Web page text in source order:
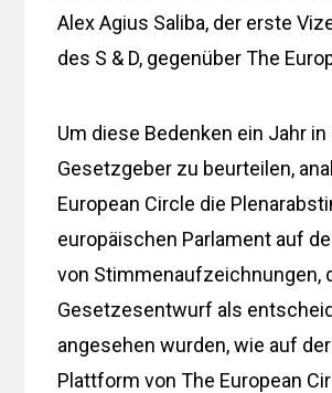
Alex Agius Saliba, der erste
des S & D, gegenüber The
Um diese Bedenken ein Jahr
Gesetzgeber zu beurteilen,
European Circle die
europäischen Parlament auf
von Stimmenaufzeichnungen,
Gesetzesentwurf als
angesehen wurden, wie auf
Plattform von The European